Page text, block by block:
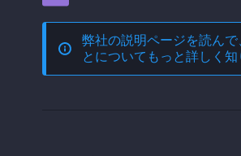
弊社の説明ページを読んで
とについてもっと詳しく知